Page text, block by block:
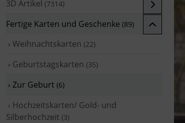
3D Artikel (7314)
Fertige Karten und Geschenke (89)
› Weihnachtskarten (22)
› Geburtstagskarten (35)
› Zur Geburt (6)
› Hochzeitskarten/ Gold- und
Silberhochzeit (3)